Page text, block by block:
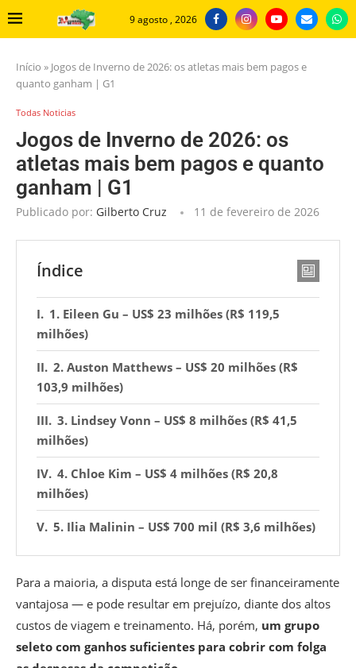
9 agosto , 2026
Início » Jogos de Inverno de 2026: os atletas mais bem pagos e
quanto ganham | G1
Todas Noticias
Jogos de Inverno de 2026: os
atletas mais bem pagos e quanto
ganham | G1
Publicado por: Gilberto Cruz 11 de fevereiro de 2026
Índice
1. Eileen Gu – US$ 23 milhões (R$ 119,5
milhões)
2. Auston Matthews – US$ 20 milhões (R$
103,9 milhões)
3. Lindsey Vonn – US$ 8 milhões (R$ 41,5
milhões)
4. Chloe Kim – US$ 4 milhões (R$ 20,8
milhões)
5. Ilia Malinin – US$ 700 mil (R$ 3,6 milhões)
Para a maioria, a disputa está longe de ser financeiramente
vantajosa — e pode resultar em prejuízo, diante dos altos
custos de viagem e treinamento. Há, porém, um grupo
seleto com ganhos suficientes para cobrir com folga